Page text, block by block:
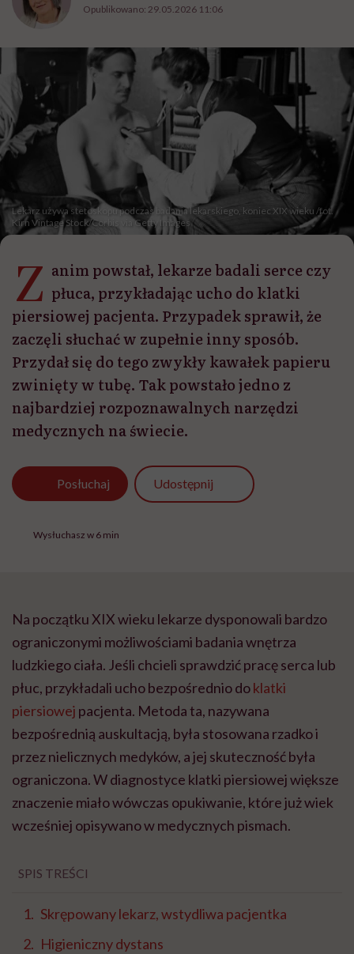
Opublikowano: 29.05.2026 11:06
Lekarz używa stetoskopu podczas badania lekarskiego, koniec XIX wieku /fot.
Kirn Vintage Stock/Corbis via Getty Images
Z anim powstał, lekarze badali serce czy
płuca, przykładając ucho do klatki
piersiowej pacjenta. Przypadek sprawił, że
zaczęli słuchać w zupełnie inny sposób.
Przydał się do tego zwykły kawałek papieru
zwinięty w tubę. Tak powstało jedno z
najbardziej rozpoznawalnych narzędzi
medycznych na świecie.
Posłuchaj Udostępnij
Wysłuchasz w 6 min
Na początku XIX wieku lekarze dysponowali bardzo
ograniczonymi możliwościami badania wnętrza
ludzkiego ciała. Jeśli chcieli sprawdzić pracę serca lub
płuc, przykładali ucho bezpośrednio doklatki
piersiowej pacjenta. Metoda ta, nazywana
bezpośrednią auskultacją, była stosowana rzadko i
przez nielicznych medyków, a jej skuteczność była
ograniczona. W diagnostyce klatki piersiowej większe
znaczenie miało wówczas opukiwanie, które już wiek
wcześniej opisywano w medycznych pismach.
SPIS TREŚCI
Skrępowany lekarz, wstydliwa pacjentka
Higieniczny dystans